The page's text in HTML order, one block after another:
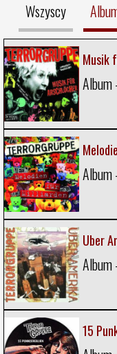
Wszyscy
Musik
Album
Album
Uber
Album
15